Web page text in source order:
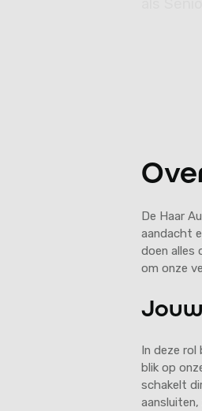
De Haar
aandacht
doen alles
om onze
In deze
blik op
schakelt